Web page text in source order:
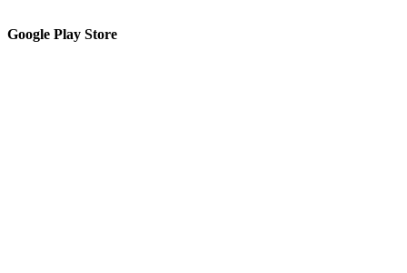
Google Play Store